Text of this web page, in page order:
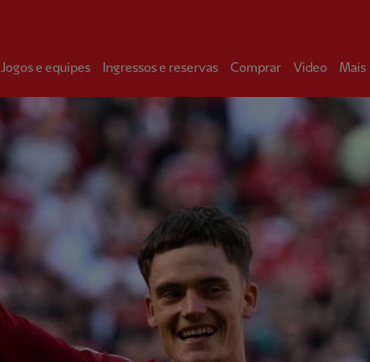
Jogos e equipes Ingressos e reservas Comprar Video Mais